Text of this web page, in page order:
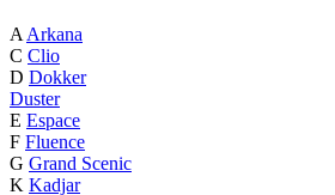
A Arkana
C Clio
D Dokker
Duster
E Espace
F Fluence
G Grand Scenic
K Kadjar